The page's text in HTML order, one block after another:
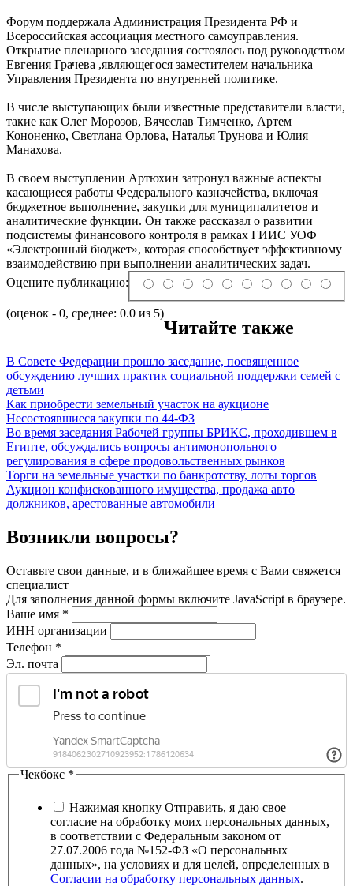
Форум поддержала Администрация Президента РФ и
Всероссийская ассоциация местного самоуправления.
Открытие пленарного заседания состоялось под руководством
Евгения Грачева ,являющегося заместителем начальника
Управления Президента по внутренней политике.
В числе выступающих были известные представители власти,
такие как Олег Морозов, Вячеслав Тимченко, Артем
Кононенко, Светлана Орлова, Наталья Трунова и Юлия
Манахова.
В своем выступлении Артюхин затронул важные аспекты
касающиеся работы Федерального казначейства, включая
бюджетное выполнение, закупки для муниципалитетов и
аналитические функции. Он также рассказал о развитии
подсистемы финансового контроля в рамках ГИИС УОФ
«Электронный бюджет», которая способствует эффективному
взаимодействию при выполнении аналитических задач.
Оцените публикацию:
(оценок - 0, среднее: 0.0 из 5)
Читайте также
В Совете Федерации прошло заседание, посвященное
обсуждению лучших практик социальной поддержки семей с
детьми
Как приобрести земельный участок на аукционе
Несостоявшиеся закупки по 44-ФЗ
Во время заседания Рабочей группы БРИКС, проходившем в
Египте, обсуждались вопросы антимонопольного
регулирования в сфере продовольственных рынков
Торги на земельные участки по банкротству, лоты торгов
Аукцион конфискованного имущества, продажа авто
должников, арестованные автомобили
Возникли вопросы?
Оставьте свои данные, и в ближайшее время с Вами свяжется
специалист
Для заполнения данной формы включите JavaScript в браузере.
Ваше имя *
ИНН организации
Телефон *
Эл. почта
Чекбокс *
Нажимая кнопку Отправить, я даю свое
согласие на обработку моих персональных данных,
в соответствии с Федеральным законом от
27.07.2006 года №152-ФЗ «О персональных
данных», на условиях и для целей, определенных в
Согласии на обработку персональных данных.